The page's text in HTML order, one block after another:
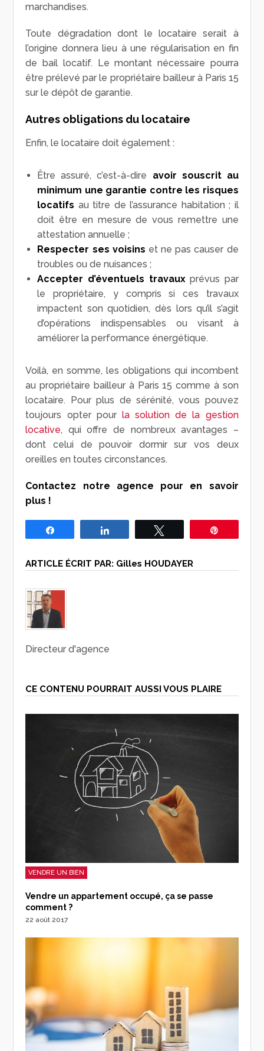
marchandises.
Toute dégradation dont le locataire serait à
l’origine donnera lieu à une régularisation en fin
de bail locatif. Le montant nécessaire pourra
être prélevé par le propriétaire bailleur à Paris 15
sur le dépôt de garantie.
Autres obligations du locataire
Enfin, le locataire doit également :
Être assuré, c’est-à-dire avoir souscrit au
minimum une garantie contre les risques
locatifs au titre de l’assurance habitation ; il
doit être en mesure de vous remettre une
attestation annuelle ;
Respecter ses voisins et ne pas causer de
troubles ou de nuisances ;
Accepter d’éventuels travauxprévus par
le propriétaire, y compris si ces travaux
impactent son quotidien, dès lors qu’il s’agit
d’opérations indispensables ou visant à
améliorer la performance énergétique.
Voilà, en somme, les obligations qui incombent
au propriétaire bailleur à Paris 15 comme à son
locataire. Pour plus de sérénité, vous pouvez
toujours opter pour la solution de la gestion
locative, qui offre de nombreux avantages –
dont celui de pouvoir dormir sur vos deux
oreilles en toutes circonstances.
Contactez notre agence pour en savoir
plus !
ARTICLE ÉCRIT PAR: Gilles HOUDAYER
Directeur d'agence
CE CONTENU POURRAIT AUSSI VOUS PLAIRE
VENDRE UN BIEN
Vendre un appartement occupé, ça se passe
comment ?
22 août 2017